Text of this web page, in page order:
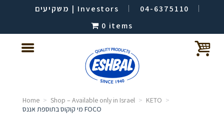
משקיעים | Investors
04-6375110
0 items
Home Shop – Available only in Israel
KETO
מי קוקוס בתוספת אננס FOCO